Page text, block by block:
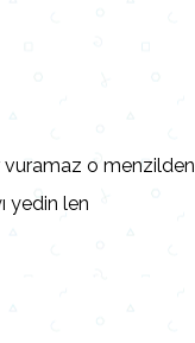
vuramaz o menzilden
yedin len